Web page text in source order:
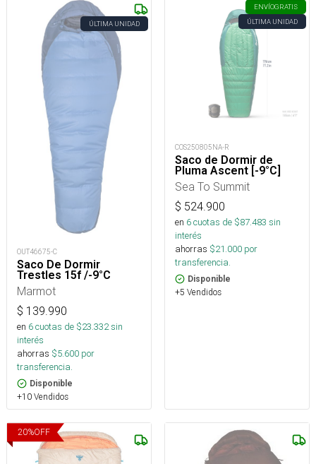
ÚLTIMA UNIDAD
OUT46675-C
Saco De Dormir
Trestles 15f /-9°C
Marmot
$ 139.990
en 6cuotas de $23.332sin
interés
ahorras $5.600 por
transferencia.
Disponible
+10 Vendidos
ENVÍOGRATIS
ÚLTIMA UNIDAD
COS250805NA-R
Saco de Dormir de
Pluma Ascent [-9°C]
Sea To Summit
$ 524.900
en 6cuotas de $87.483 sin
interés
ahorras $21.000 por
transferencia.
Disponible
+5 Vendidos
20%OFF